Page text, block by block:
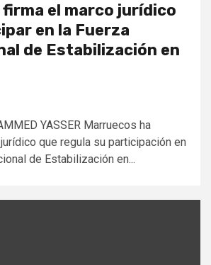
el marco jurídico
en la Fuerza
de Estabilización en
YASSER Marruecos ha
que regula su participación en
de Estabilización en...